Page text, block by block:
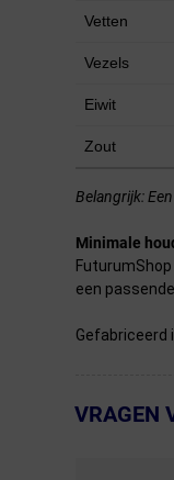
Vetten
Vezels
Eiwit
Zout
Belangrijk:
Minimale
een
Gefabriceerd
← Terug naar
VRAGEN